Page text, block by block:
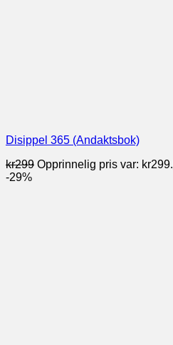
Disippel 365 (Andaktsbok)
kr299 Opprinnelig pris var: kr299.
-29%